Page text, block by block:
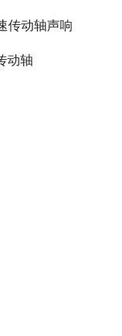
传动轴声响
动轴